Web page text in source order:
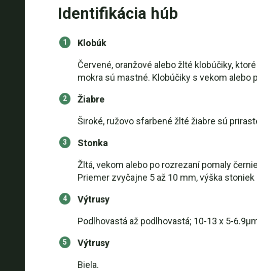
Identifikácia húb
Klobúk
Červené, oranžové alebo žlté klobúčiky,
mokra sú mastné. Klobúčiky s vekom alebo
Žiabre
Široké, ružovo sfarbené žlté žiabre sú
Stonka
Žltá, vekom alebo po rozrezaní pomaly
Priemer zvyčajne 5 až 10 mm, výška
Výtrusy
Podlhovastá až podlhovastá; 10-13 x 5-
Výtrusy
Biela.